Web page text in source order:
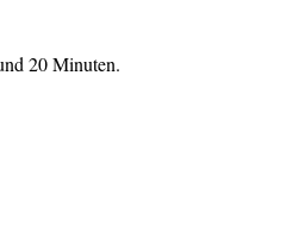
20 Minuten.